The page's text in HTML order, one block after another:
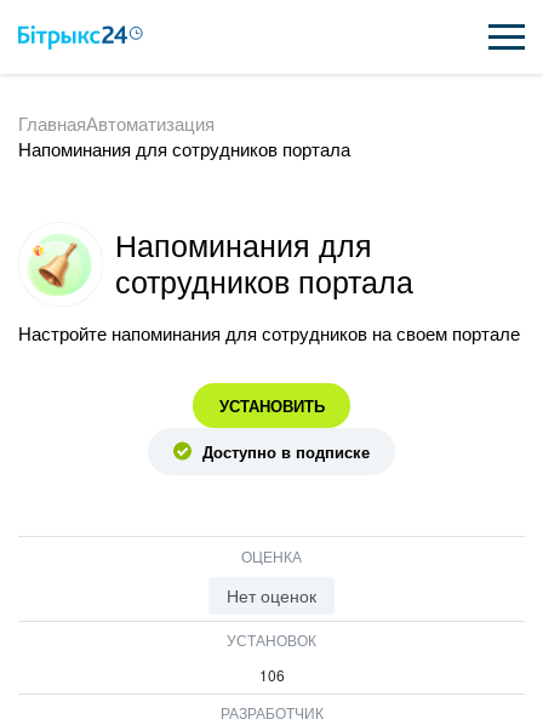
ВОЗМОЖНОСТИ
ИНТЕГРАЦИИ
ВНЕДРЕНИЕ
ПОЛЕЗНОЕ
ВХОД
ГлавнаяАвтоматизация
Напоминания для сотрудников портала
Напоминания для
сотрудников портала
Настройте напоминания для сотрудников на своем портале
УСТАНОВИТЬ
Доступно в подписке
ОЦЕНКА
Нет оценок
УСТАНОВОК
106
РАЗРАБОТЧИК